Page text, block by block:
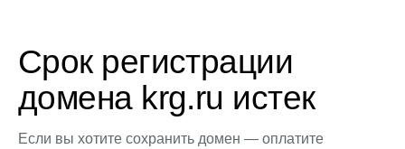
Срок регистрации
домена krg.ru истек
Если вы хотите сохранить домен — оплатите